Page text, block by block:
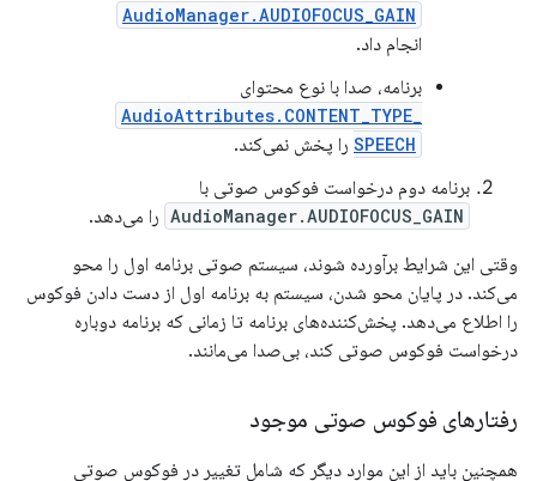
AudioManager.AUDIOFOCUS_GAIN
انجام داد.
برنامه، صدا با نوع محتوای
AudioAttributes.CONTENT_TYPE_
SPEECH را پخش نمی‌کند.
برنامه دوم درخواست فوکوس صوتی با
AudioManager.AUDIOFOCUS_GAIN را می‌دهد.
وقتی این شرایط برآورده شوند، سیستم صوتی برنامه اول را محو
می‌کند. در پایان محو شدن، سیستم به برنامه اول از دست دادن فوکوس
را اطلاع می‌دهد. پخش‌کننده‌های برنامه تا زمانی که برنامه دوباره
درخواست فوکوس صوتی کند، بی‌صدا می‌مانند.
رفتارهای فوکوس صوتی موجود
همچنین باید از این موارد دیگر که شامل تغییر در فوکوس صوتی